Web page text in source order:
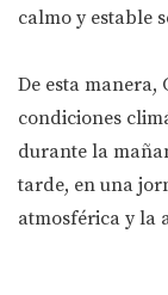
calmo y estable
De esta
condiciones
durante la
tarde, en una
atmosférica y la